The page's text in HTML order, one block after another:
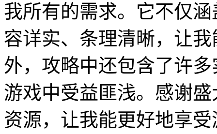
我所有的需求。它不仅
容详实、条理清晰，让
外，攻略中还包含了许
游戏中受益匪浅。感谢
资源，让我能更好地享